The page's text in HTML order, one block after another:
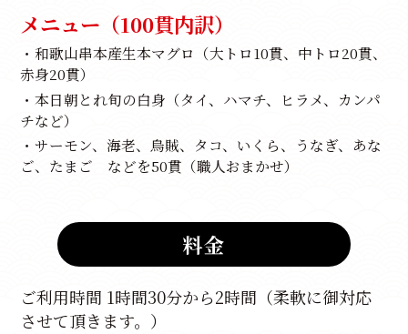
メニュー（100貫内訳）
・和歌山串本産生本マグロ（大トロ10貫、中トロ20貫、
赤身20貫）
・本日朝とれ旬の白身（タイ、ハマチ、ヒラメ、カンパ
チなど）
・サーモン、海老、烏賊、タコ、いくら、うなぎ、あな
ご、たまご などを50貫（職人おまかせ）
料金
ご利用時間 1時間30分から2時間（柔軟に御対応
させて頂きます。）